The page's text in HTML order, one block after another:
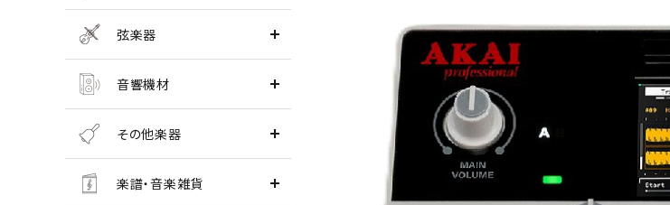
弦楽器
音響機材
その他楽器
楽譜・音楽雑貨